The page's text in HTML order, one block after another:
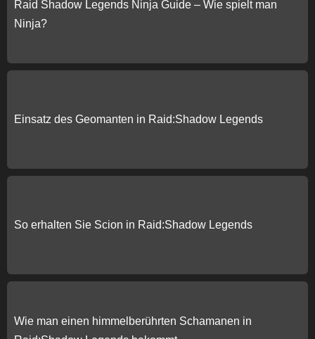
Raid Shadow Legends Ninja Guide – Wie spielt man
Ninja?
Einsatz des Geomanten in Raid:Shadow Legends
So erhalten Sie Scion in Raid:Shadow Legends
Wie man einen himmelberührten Schamanen in